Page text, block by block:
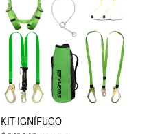
KIT IGNÍFUGO